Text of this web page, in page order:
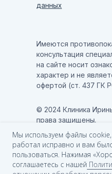
данных
Имеются
консультация
на сайте носит
характер и не
офертой (ст. 437 ГК
© 2024 Клиника
права защищены.
Создание сайта
Мы используем файлы
работал исправно и вам
пользоваться. Нажимая
соглашаетесь с нашей